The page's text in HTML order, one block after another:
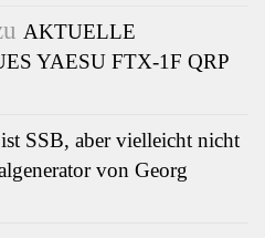
AKTUELLE
YAESU FTX-1F QRP
SSB, aber vielleicht nicht
von Georg